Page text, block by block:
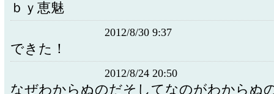
ｂｙ恵魅
2012/8/30 9:37
できた！
2012/8/24 20:50
なぜわからぬのだそしてなのがわからぬ